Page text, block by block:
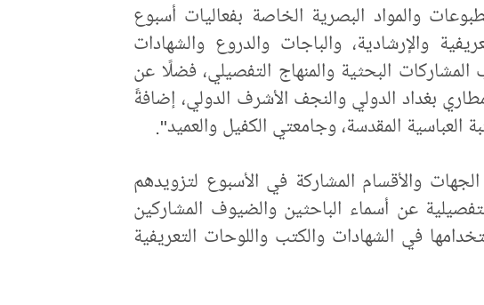
والمواد البصرية الخاصة بفعاليات أسبوع
والإرشادية، والباجات والدروع والشهادات
البحثية والمنهاج التفصيلي، فضلًا عن
بغداد الدولي والنجف الأشرف الدولي، إضافةً
العباسية المقدسة، وجامعتي الكفيل والعميد".
والأقسام المشاركة في الأسبوع لتزويدهم
عن أسماء الباحثين والضيوف المشاركين
في الشهادات والكتب واللوحات التعريفية